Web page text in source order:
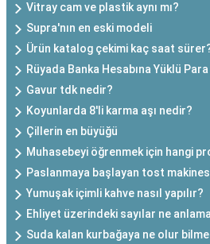
Vitray cam ve plastik aynı mı?
Supra'nın en eski modeli
Ürün katalog çekimi kaç saat
Rüyada Banka Hesabına Yüklü
Gavur tdk nedir?
Koyunlarda 8'li karma aşı nedir?
Çillerin en büyüğü
Muhasebeyi öğrenmek için hangi
Paslanmaya başlayan tost
Yumuşak içimli kahve nasıl yapılır?
Ehliyet üzerindeki sayılar ne
Suda kalan kurbağaya ne olur